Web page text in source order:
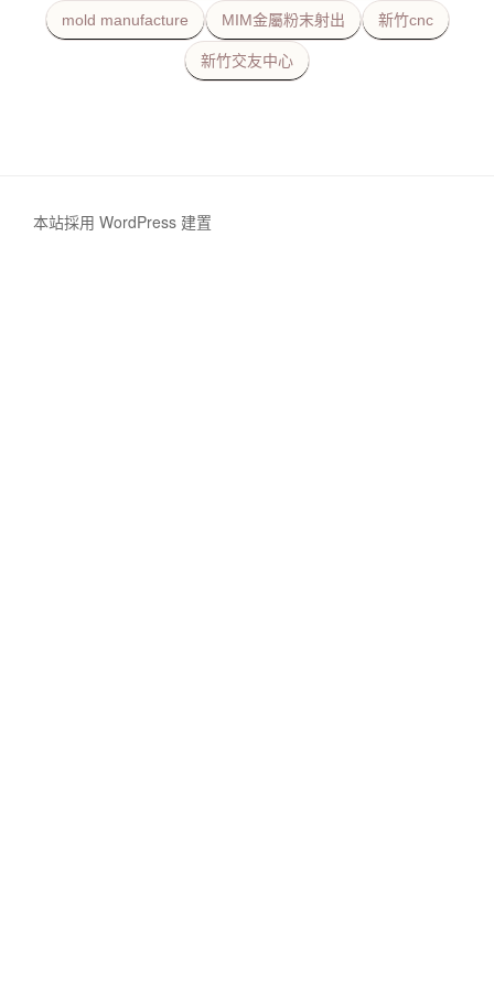
mold manufacture MIM金屬粉末射出 新竹cnc
新竹交友中心
本站採用 WordPress 建置